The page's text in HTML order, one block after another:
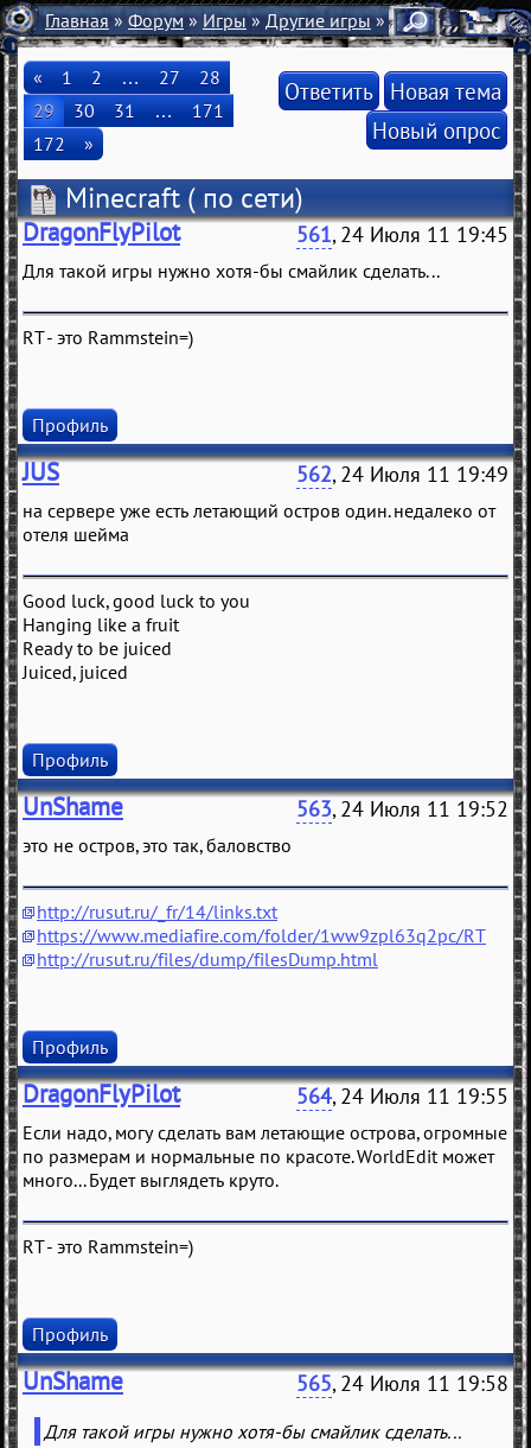
Главная»Форум»Игры»Другие игры» Minecraft
« 1 2 … 27
28
29
30 31 …
171
172
»
Ответить Новая тема
Новый опрос
Minecraft ( по сети)
DragonFlyPilot 561, 24 Июля 11 19:45
Для такой игры нужно хотя-бы смайлик сделать...
RT - это Rammstein=)
Профиль
JUS 562, 24 Июля 11 19:49
на сервере уже есть летающий остров один. недалеко от
отеля шейма
Good luck, good luck to you
Hanging like a fruit
Ready to be juiced
Juiced, juiced
Профиль
UnShame 563, 24 Июля 11 19:52
это не остров, это так, баловство
http://rusut.ru/_fr/14/links.txt
https://www.mediafire.com/folder/1ww9zpl63q2pc/RT
http://rusut.ru/files/dump/filesDump.html
Профиль
DragonFlyPilot 564, 24 Июля 11 19:55
Если надо, могу сделать вам летающие острова, огромные
по размерам и нормальные по красоте. WorldEdit может
много... Будет выглядеть круто.
RT - это Rammstein=)
Профиль
UnShame 565, 24 Июля 11 19:58
Для такой игры нужно хотя-бы смайлик сделать...